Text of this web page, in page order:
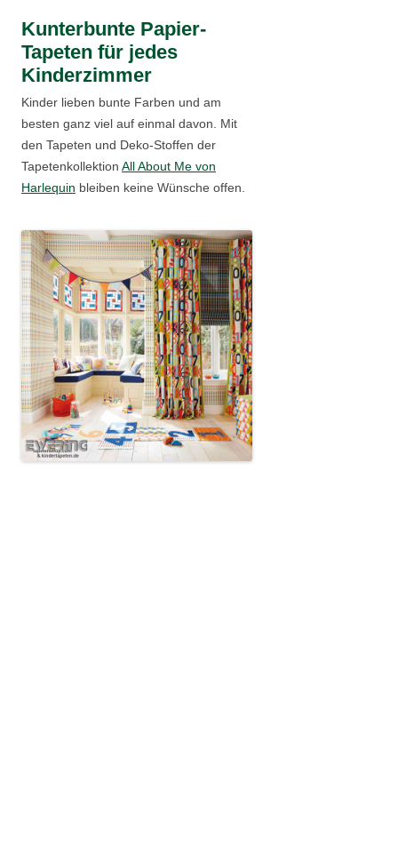
Kunterbunte Papier-
Tapeten für jedes
Kinderzimmer
Kinder lieben bunte Farben und am
besten ganz viel auf einmal davon. Mit
den Tapeten und Deko-Stoffen der
Tapetenkollektion All About Me von
Harlequin bleiben keine Wünsche offen.